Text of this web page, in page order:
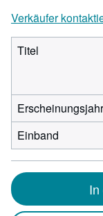
Verkäufer
Titel
Erscheinungsjahr
Einband